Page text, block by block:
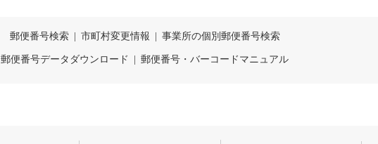
郵便番号検索 | 市町村変更情報 | 事業所の個別郵便番号検索
郵便番号データダウンロード | 郵便番号・バーコードマニュアル